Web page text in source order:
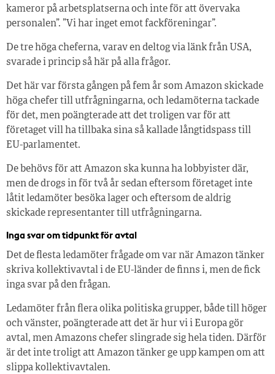
kameror på arbetsplatserna och inte för att övervaka
personalen”. ”Vi har inget emot fackföreningar”.
De tre höga cheferna, varav en deltog via länk från USA,
svarade i princip så här på alla frågor.
Det här var första gången på fem år som Amazon skickade
höga chefer till utfrågningarna, och ledamöterna tackade
för det, men poängterade att det troligen var för att
företaget vill ha tillbaka sina så kallade långtidspass till
EU-parlamentet.
De behövs för att Amazon ska kunna ha lobbyister där,
men de drogs in för två år sedan eftersom företaget inte
låtit ledamöter besöka lager och eftersom de aldrig
skickade representanter till utfrågningarna.
Inga svar om tidpunkt för avtal
Det de flesta ledamöter frågade om var när Amazon tänker
skriva kollektivavtal i de EU-länder de finns i, men de fick
inga svar på den frågan.
Ledamöter från flera olika politiska grupper, både till höger
och vänster, poängterade att det är hur vi i Europa gör
avtal, men Amazons chefer slingrade sig hela tiden. Därför
är det inte troligt att Amazon tänker ge upp kampen om att
slippa kollektivavtalen.